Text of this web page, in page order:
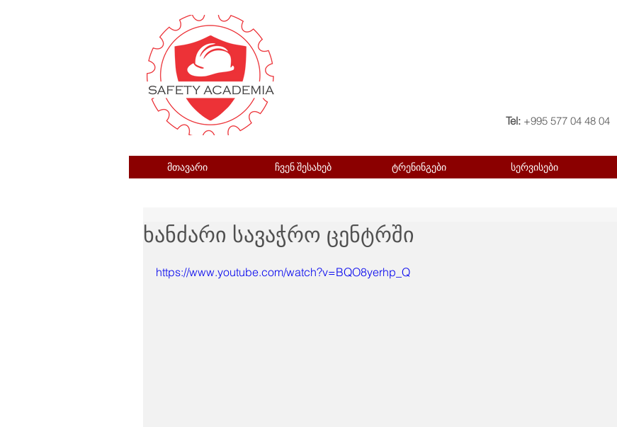
Tel: +995 577 04 48 04
მთავარი ჩვენ შესახებ ტრენინგები სერვისები
ხანძარი სავაჭრო ცენტრში
https://www.youtube.com/watch?v=BQO8yerhp_Q